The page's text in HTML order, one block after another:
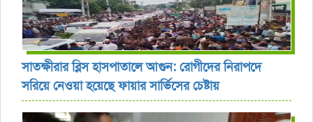
সাতক্ষীরার ব্লিস হাসপাতালে আগুন: রোগীদের নিরাপদে
সরিয়ে নেওয়া হয়েছে ফায়ার সার্ভিসের চেষ্টায়